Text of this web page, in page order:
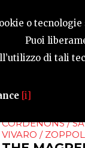
o
Puoi
di tali
[i]
SEASONS
CORDENONS /
VIVARO /